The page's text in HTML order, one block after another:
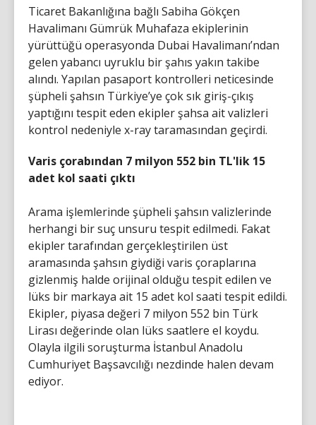
Ticaret Bakanlığına bağlı Sabiha Gökçen
Havalimanı Gümrük Muhafaza ekiplerinin
yürüttüğü operasyonda Dubai Havalimanı’ndan
gelen yabancı uyruklu bir şahıs yakın takibe
alındı. Yapılan pasaport kontrolleri neticesinde
şüpheli şahsın Türkiye’ye çok sık giriş-çıkış
yaptığını tespit eden ekipler şahsa ait valizleri
kontrol nedeniyle x-ray taramasından geçirdi.
Varis çorabından 7 milyon 552 bin TL'lik 15
adet kol saati çıktı
Arama işlemlerinde şüpheli şahsın valizlerinde
herhangi bir suç unsuru tespit edilmedi. Fakat
ekipler tarafından gerçekleştirilen üst
aramasında şahsın giydiği varis çoraplarına
gizlenmiş halde orijinal olduğu tespit edilen ve
lüks bir markaya ait 15 adet kol saati tespit edildi.
Ekipler, piyasa değeri 7 milyon 552 bin Türk
Lirası değerinde olan lüks saatlere el koydu.
Olayla ilgili soruşturma İstanbul Anadolu
Cumhuriyet Başsavcılığı nezdinde halen devam
ediyor.